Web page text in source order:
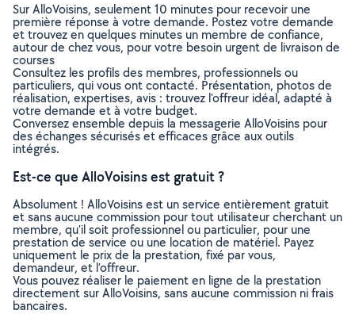
Sur AlloVoisins, seulement 10 minutes pour recevoir une
première réponse à votre demande. Postez votre demande
et trouvez en quelques minutes un membre de confiance,
autour de chez vous, pour votre besoin urgent de livraison de
courses
Consultez les profils des membres, professionnels ou
particuliers, qui vous ont contacté. Présentation, photos de
réalisation, expertises, avis : trouvez l'offreur idéal, adapté à
votre demande et à votre budget.
Conversez ensemble depuis la messagerie AlloVoisins pour
des échanges sécurisés et efficaces grâce aux outils
intégrés.
Est-ce que AlloVoisins est gratuit ?
Absolument ! AlloVoisins est un service entièrement gratuit
et sans aucune commission pour tout utilisateur cherchant un
membre, qu’il soit professionnel ou particulier, pour une
prestation de service ou une location de matériel. Payez
uniquement le prix de la prestation, fixé par vous,
demandeur, et l’offreur.
Vous pouvez réaliser le paiement en ligne de la prestation
directement sur AlloVoisins, sans aucune commission ni frais
bancaires.